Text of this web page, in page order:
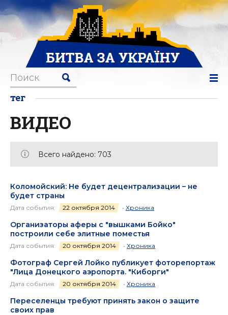
тег
ВИДЕО
Всего найдено: 703
Коломойский: Не будет децентрализации – не
будет страны
Дата события: 22 октября 2014 • Хроника
Организаторы аферы с "вышками Бойко"
построили себе элитные поместья
Дата события: 20 октября 2014 • Хроника
Фотограф Сергей Лойко публикует фоторепортаж
"Лица Донецкого аэропорта. "Киборги"
Дата события: 20 октября 2014 • Хроника
Переселенцы требуют принять закон о защите
своих прав